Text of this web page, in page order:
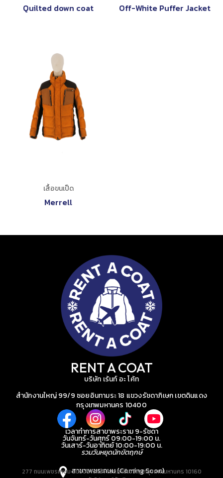
Quilted down coat Off-White Puffer Jacket
เสื้อขนเป็ด
Merrell
RENT A COAT
บริษัท เร้นท์ อะ โค้ท
สำนักงานใหญ่ 99/9 ซอยอินทามระ 18 แขวงรัชดาภิเษก เขตดินแดง
กรุงเทพมหานคร 10400
เวลาทำการสาขาพระราม 9-รัชดา
วันจันทร์-วันศุกร์ 09:00-19:00 น.
วันเสาร์-วันอาทิตย์ 10:00-19:00 น.
รวมวันหยุดนักขัตฤกษ์
สาขาเพชรเกษม (Coming Soon)
277 ถนนเพชรเกษม แขวงบางหว้า เขตภาษีเจริญ กรุงเทพมหานคร 10160